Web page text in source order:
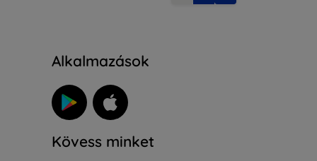
Alkalmazások
Kövess minket